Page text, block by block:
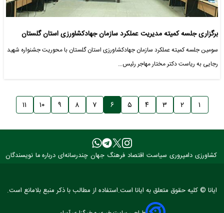
برگزاری جلسه کمیته مدیریت عملکرد سازمان جهادکشاورزی استان گلستان
سومین جلسه کمیته عملکرد سازمان جهادکشاورزی استان گلستان با محوریت جشنواره شهید
رجایی به ریاست دکتر مختار مهاجر رئیس…
۱ ۲ ۳ ۴ ۵ ۶ ۷ ۸ ۹ ۱۰ ۱۱
کشاورزی دامپروری سیاست اقتصاد فرهنگ جهان چندرسانه‌ای درباره ما نویسندگان
ایانا © کلیه حقوق متعلق به ایانا است.استفاده از مطالب با ذکر منبع بلامانع است.